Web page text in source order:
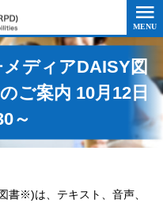
へ移動
ディアDAISY図
ご案内 10月12日
～
書※)は、テキスト、音声、